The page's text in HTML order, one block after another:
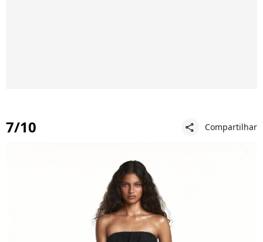
7/10 share Compartilhar